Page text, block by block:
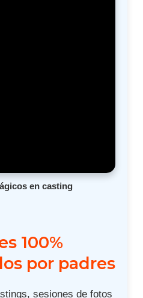
en casting
100%
por padres
sesiones de fotos